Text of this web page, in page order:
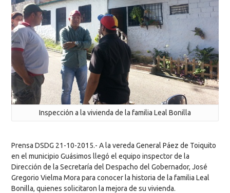
Inspección a la vivienda de la familia Leal Bonilla
Prensa DSDG 21-10-2015.- A la vereda General Páez de Toiquito
en el municipio Guásimos llegó el equipo inspector de la
Dirección de la Secretaría del Despacho del Gobernador, José
Gregorio Vielma Mora para conocer la historia de la familia Leal
Bonilla, quienes solicitaron la mejora de su vivienda.